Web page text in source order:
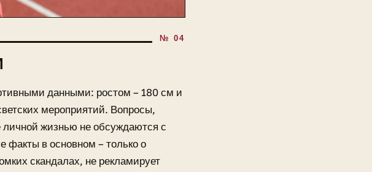
данными: ростом – 180 см и
мероприятий. Вопросы,
личной жизнью не обсуждаются с
факты в основном – только о
скандалах, не рекламирует